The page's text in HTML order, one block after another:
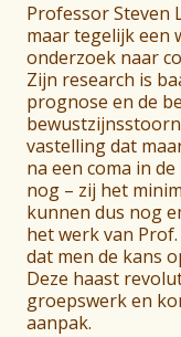
Professor Steven
maar tegelijk een
onderzoek naar
Zijn research is
prognose en de
vastelling dat
na een coma in
nog – zij het
kunnen dus nog
het werk van
dat men de kans
Deze haast
groepswerk en
aanpak.